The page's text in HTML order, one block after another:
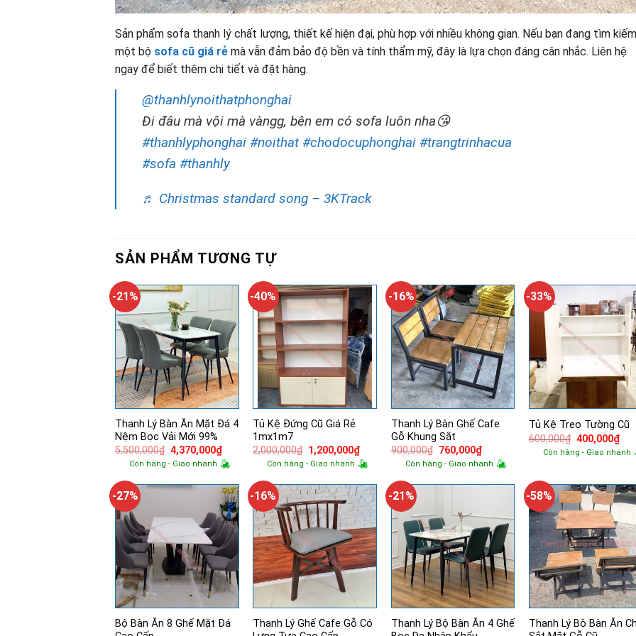
Sản phẩm sofa thanh lý chất lượng, thiết kế hiện đại, phù hợp với nhiều không gian. Nếu bạn đang tìm kiếm
một bộ sofa cũ giá rẻ mà vẫn đảm bảo độ bền và tính thẩm mỹ, đây là lựa chọn đáng cân nhắc. Liên hệ
ngay để biết thêm chi tiết và đặt hàng.
@thanhlynoithatphonghai
Đi đâu mà vội mà vàngg, bên em có sofa luôn nha😘
#thanhlyphonghai #noithat #chodocuphonghai #trangtrinhacua
#sofa #thanhly
♬ Christmas standard song – 3KTrack
SẢN PHẨM TƯƠNG TỰ
-21%
Thanh Lý Bàn Ăn Mặt Đá 4
Nệm Bọc Vải Mới 99%
5,500,000₫ Giá
gốc
là:
4,370,000₫Giá
hiện
tại
4,370,000₫.
Còn hàng - Giao nhanh
-40%
Tủ Kệ Đứng Cũ Giá Rẻ
1mx1m7
2,000,000₫ Giá
gốc
là:
1,200,000₫Giá
hiện
tại
1,200,000₫.
Còn hàng - Giao nhanh
-16%
Thanh Lý Bàn Ghế Cafe
Gỗ Khung Sắt
900,000₫ Giá
gốc
là:
760,000₫Giá
hiện
tại
760,000₫.
Còn hàng - Giao nhanh
-33%
Tủ Kệ Treo Tường Cũ
600,000₫ Giá
gốc
là:
400,000₫Giá
tại
Còn hàng - Giao nhanh
-27%
Bộ Bàn Ăn 8 Ghế Mặt Đá
-16%
Thanh Lý Ghế Cafe Gỗ Có
-21%
Thanh Lý Bộ Bàn Ăn 4 Ghế
-58%
Thanh Lý Bộ Bàn Ăn